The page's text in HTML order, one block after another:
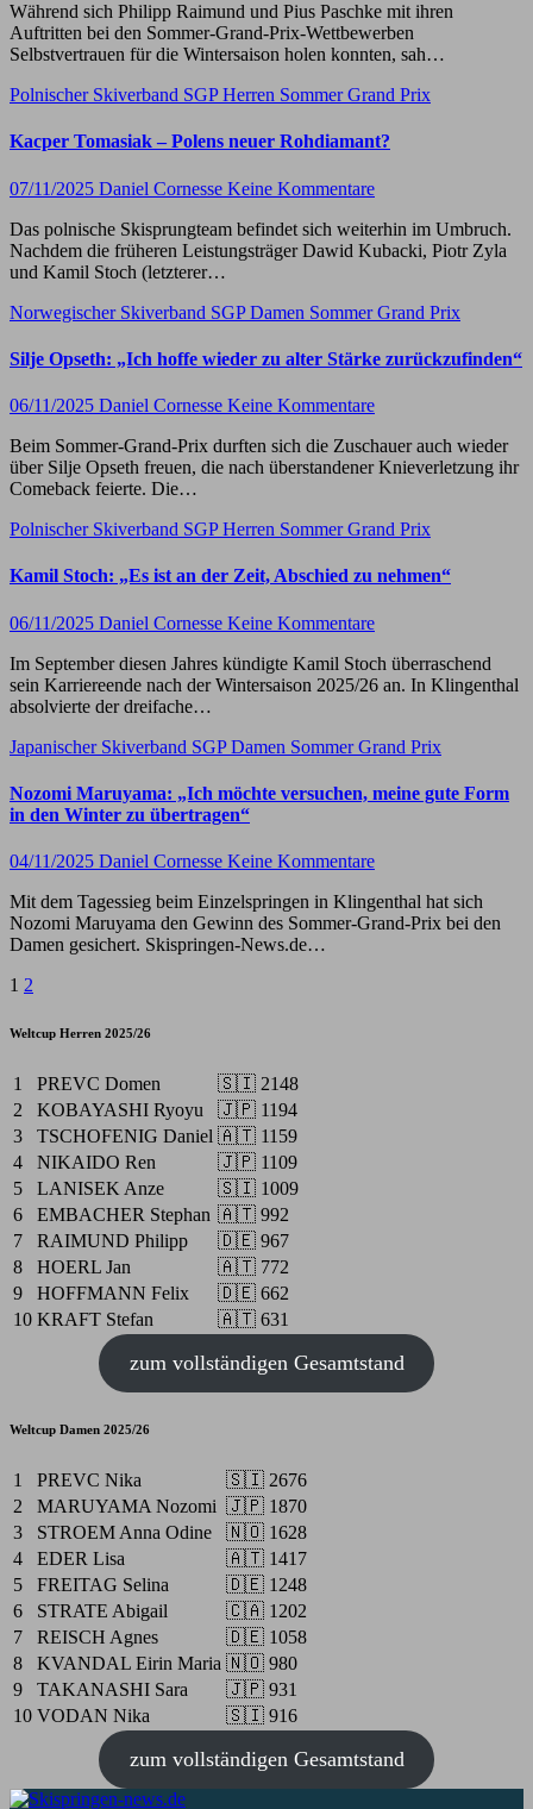
Während sich Philipp Raimund und Pius Paschke mit ihren
Auftritten bei den Sommer-Grand-Prix-Wettbewerben
Selbstvertrauen für die Wintersaison holen konnten, sah…
Polnischer Skiverband SGP Herren Sommer Grand Prix
Kacper Tomasiak – Polens neuer Rohdiamant?
07/11/2025 Daniel Cornesse Keine Kommentare
Das polnische Skisprungteam befindet sich weiterhin im Umbruch.
Nachdem die früheren Leistungsträger Dawid Kubacki, Piotr Zyla
und Kamil Stoch (letzterer…
Norwegischer Skiverband SGP Damen Sommer Grand Prix
Silje Opseth: „Ich hoffe wieder zu alter Stärke zurückzufinden“
06/11/2025 Daniel Cornesse Keine Kommentare
Beim Sommer-Grand-Prix durften sich die Zuschauer auch wieder
über Silje Opseth freuen, die nach überstandener Knieverletzung ihr
Comeback feierte. Die…
Polnischer Skiverband SGP Herren Sommer Grand Prix
Kamil Stoch: „Es ist an der Zeit, Abschied zu nehmen“
06/11/2025 Daniel Cornesse Keine Kommentare
Im September diesen Jahres kündigte Kamil Stoch überraschend
sein Karriereende nach der Wintersaison 2025/26 an. In Klingenthal
absolvierte der dreifache…
Japanischer Skiverband SGP Damen Sommer Grand Prix
Nozomi Maruyama: „Ich möchte versuchen, meine gute Form
in den Winter zu übertragen“
04/11/2025 Daniel Cornesse Keine Kommentare
Mit dem Tagessieg beim Einzelspringen in Klingenthal hat sich
Nozomi Maruyama den Gewinn des Sommer-Grand-Prix bei den
Damen gesichert. Skispringen-News.de…
Seitennummerierung
der
1 2
Weltcup Herren 2025/26
1 PREVC Domen 🇸🇮 2148
2
KOBAYASHI Ryoyu 🇯🇵 1194
3
TSCHOFENIG Daniel 🇦🇹 1159
4
NIKAIDO Ren 🇯🇵 1109
5
LANISEK Anze 🇸🇮 1009
6
EMBACHER Stephan 🇦🇹 992
7
RAIMUND Philipp 🇩🇪 967
8
HOERL Jan 🇦🇹 772
9
HOFFMANN Felix 🇩🇪 662
10 KRAFT Stefan 🇦🇹 631
zum vollständigen Gesamtstand
Weltcup Damen 2025/26
1 PREVC Nika 🇸🇮 2676
2
MARUYAMA Nozomi 🇯🇵 1870
3
STROEM Anna Odine 🇳🇴 1628
4
EDER Lisa 🇦🇹 1417
5
FREITAG Selina 🇩🇪 1248
6
STRATE Abigail 🇨🇦 1202
7
REISCH Agnes 🇩🇪 1058
8
KVANDAL Eirin Maria 🇳🇴 980
9
TAKANASHI Sara 🇯🇵 931
10 VODAN Nika 🇸🇮 916
zum vollständigen Gesamtstand